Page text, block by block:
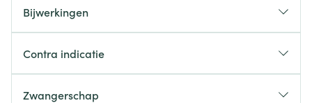
Bijwerkingen
Contra indicatie
Zwangerschap